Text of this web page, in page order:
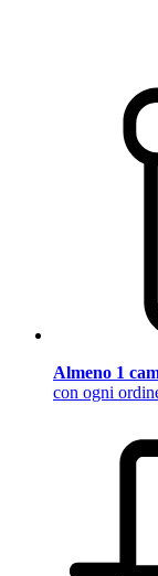
Almeno 1
con ogni